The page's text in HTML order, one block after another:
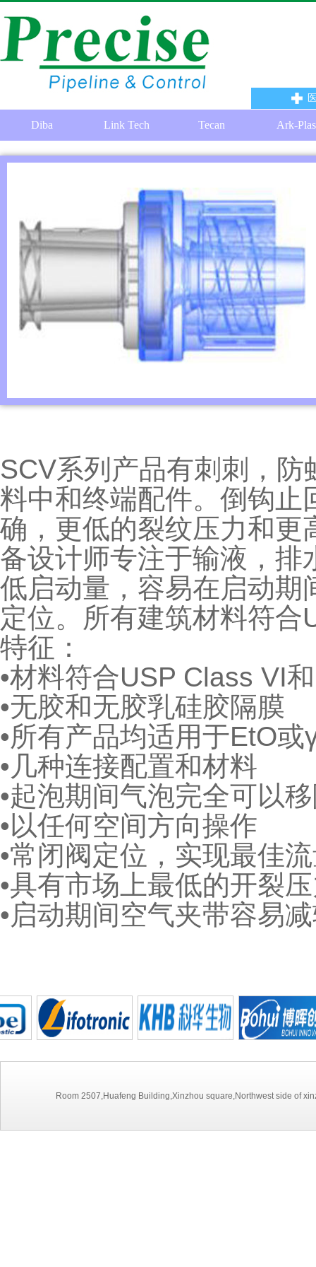
Diba Link Tech Tecan Ark-Plas
SCV系列产品有刺刺，防
料中和终端配件。倒钩止
确，更低的裂纹压力和更
备设计师专注于输液，排
低启动量，容易在启动期
定位。所有建筑材料符合
特征：
•材料符合USP Class VI
•无胶和无胶乳硅胶隔膜
•所有产品均适用于EtO或
•几种连接配置和材料
•起泡期间气泡完全可以
•以任何空间方向操作
•常闭阀定位，实现最佳
•具有市场上最低的开裂
•启动期间空气夹带容易
Room 2507,Huafeng Building,Xinzhou square,Northwest side of